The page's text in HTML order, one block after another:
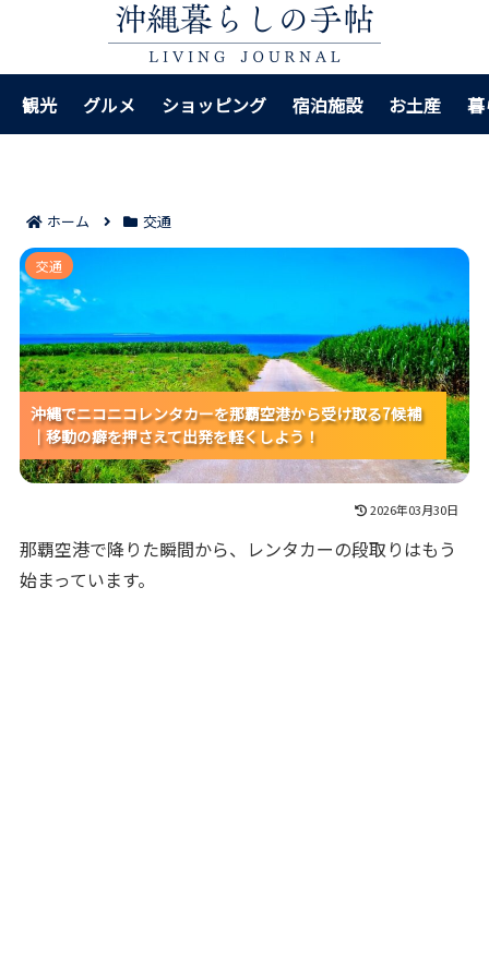
観光 グルメ ショッピング 宿泊施設 お土産
ホーム 交通
沖縄でニコニコレンタカーを那覇空港から受け取る7候
補｜移動の癖を押さえて出発を軽くしよう！
沖縄でニコニコレンタカーを那覇空港から受け取る7候補
｜移動の癖を押さえて出発を軽くしよう！
沖縄でニコニコレンタカーを那覇空港から受け取る7候補
｜移動の癖を押さえて出発を軽くしよう！
沖縄でニコニコレンタカーを那覇空港から受け取る7候補
｜移動の癖を押さえて出発を軽くしよう！
交通
2026年03月30日
那覇空港で降りた瞬間から、レンタカーの段取りはもう
始まっています。